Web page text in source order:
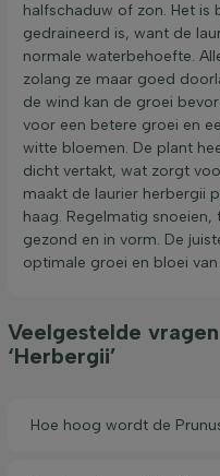
halfschaduw of zon. Het
gedraineerd is, want de
normale waterbehoefte.
zolang ze maar goed
de wind kan de groei
voor een betere groei en
witte bloemen. De plant
dicht vertakt, wat zorgt
maakt de laurier herbergii
haag. Regelmatig
gezond en in vorm. De
optimale groei en bloei
Veelgestelde
‘Herbergii’
Hoe hoog wordt de